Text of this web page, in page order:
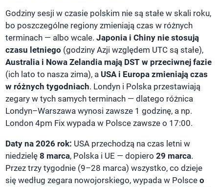
Godziny sesji w czasie polskim nie są stałe w skali roku,
bo poszczególne regiony zmieniają czas w różnych
terminach — albo wcale.Japonia i Chiny nie stosują
czasu letniego (godziny Azji względem UTC są stałe),
Australia i Nowa Zelandia mają DST w przeciwnej fazie
(ich lato to nasza zima), a USA i Europa zmieniają czas
w różnych tygodniach. Londyn i Polska przestawiają
zegary w tych samych terminach — dlatego różnica
Londyn–Warszawa wynosi zawsze 1 godzinę, a np.
London 4pm Fix wypada w Polsce zawsze o 17:00.
Daty na 2026 rok: USA przechodzą na czas letni w
niedzielę8 marca, Polska i UE — dopiero29 marca.
Przez trzy tygodnie (9–28 marca) wszystko, co dzieje
się według zegara nowojorskiego, wypada w Polsceo